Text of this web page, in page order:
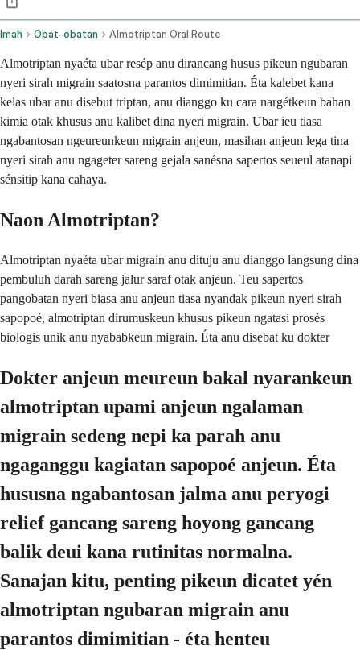
Imah Obat-obatan Almotriptan Oral Route
Almotriptan nyaéta ubar resép anu dirancang husus pikeun ngubaran
nyeri sirah migrain saatosna parantos dimimitian. Éta kalebet kana
kelas ubar anu disebut triptan, anu dianggo ku cara nargétkeun bahan
kimia otak khusus anu kalibet dina nyeri migrain. Ubar ieu tiasa
ngabantosan ngeureunkeun migrain anjeun, masihan anjeun lega tina
nyeri sirah anu ngageter sareng gejala sanésna sapertos seueul atanapi
sénsitip kana cahaya.
Naon Almotriptan?
Almotriptan nyaéta ubar migrain anu dituju anu dianggo langsung dina
pembuluh darah sareng jalur saraf otak anjeun. Teu sapertos
pangobatan nyeri biasa anu anjeun tiasa nyandak pikeun nyeri sirah
sapopoé, almotriptan dirumuskeun khusus pikeun ngatasi prosés
biologis unik anu nyababkeun migrain. Éta anu disebat ku dokter
Dokter anjeun meureun bakal nyarankeun
almotriptan upami anjeun ngalaman
migrain sedeng nepi ka parah anu
ngaganggu kagiatan sapopoé anjeun. Éta
hususna ngabantosan jalma anu peryogi
relief gancang sareng hoyong gancang
balik deui kana rutinitas normalna.
Sanajan kitu, penting pikeun dicatet yén
almotriptan ngubaran migrain anu
parantos dimimitian - éta henteu